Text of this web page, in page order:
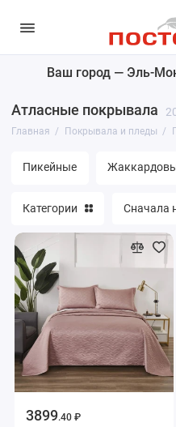
Ваш город — Эль-
Атласные покрывала
Главная Покрывала и пледы
Пикейные
Пледы
Накидки
Категории
3899.40 ₽